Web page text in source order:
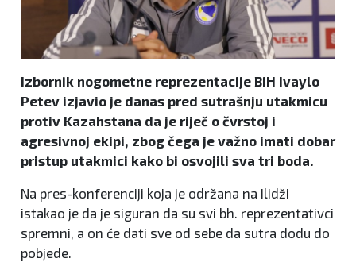
Izbornik nogometne reprezentacije BiH Ivaylo
Petev izjavio je danas pred sutrašnju utakmicu
protiv Kazahstana da je riječ o čvrstoj i
agresivnoj ekipi, zbog čega je važno imati dobar
pristup utakmici kako bi osvojili sva tri boda.
Na pres-konferenciji koja je održana na Ilidži
istakao je da je siguran da su svi bh. reprezentativci
spremni, a on će dati sve od sebe da sutra dodu do
pobjede.